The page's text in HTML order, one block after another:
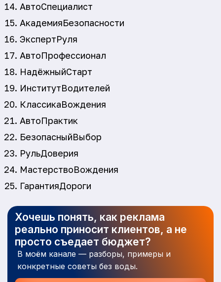
АвтоСпециалист
АкадемияБезопасности
ЭкспертРуля
АвтоПрофессионал
НадёжныйСтарт
ИнститутВодителей
КлассикаВождения
АвтоПрактик
БезопасныйВыбор
РульДоверия
МастерствоВождения
ГарантияДороги
Хочешь понять, как реклама
реально приносит клиентов, а не
просто съедает бюджет?
В моём канале — разборы, примеры и
конкретные советы без воды.